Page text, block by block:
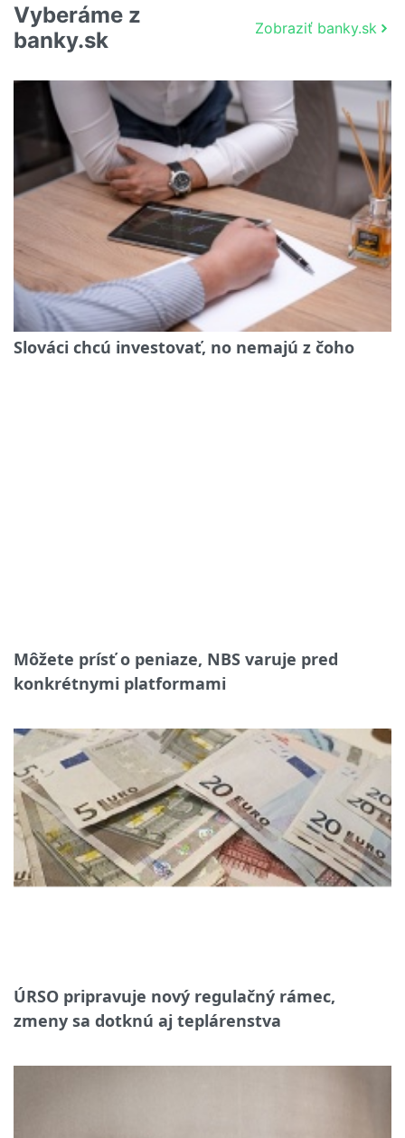
Vyberáme z
banky.sk
Zobraziť banky.sk
Slováci chcú investovať, no nemajú z čoho
Môžete prísť o peniaze, NBS varuje pred
konkrétnymi platformami
ÚRSO pripravuje nový regulačný rámec,
zmeny sa dotknú aj teplárenstva